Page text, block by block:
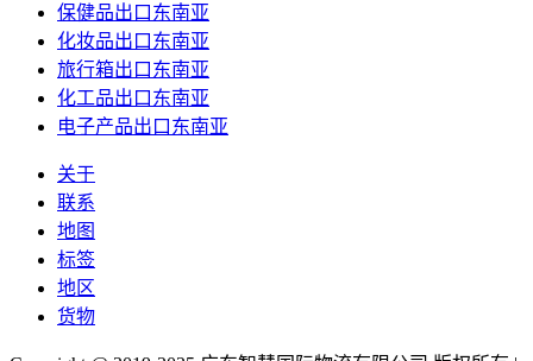
保健品出口东南亚
化妆品出口东南亚
旅行箱出口东南亚
化工品出口东南亚
电子产品出口东南亚
关于
联系
地图
标签
地区
货物